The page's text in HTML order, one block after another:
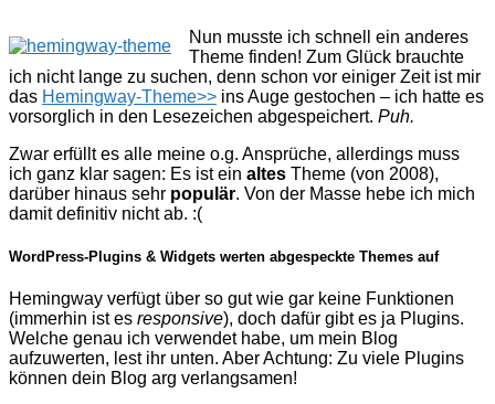
Nun musste ich schnell ein anderes
Theme finden! Zum Glück brauchte
ich nicht lange zu suchen, denn schon vor einiger Zeit ist mir
das Hemingway-Theme>> ins Auge gestochen – ich hatte es
vorsorglich in den Lesezeichen abgespeichert. Puh.
Zwar erfüllt es alle meine o.g. Ansprüche, allerdings muss
ich ganz klar sagen: Es ist ein altes Theme (von 2008),
darüber hinaus sehr populär. Von der Masse hebe ich mich
damit definitiv nicht ab. :(
WordPress-Plugins & Widgets werten abgespeckte Themes auf
Hemingway verfügt über so gut wie gar keine Funktionen
(immerhin ist es responsive), doch dafür gibt es ja Plugins.
Welche genau ich verwendet habe, um mein Blog
aufzuwerten, lest ihr unten. Aber Achtung: Zu viele Plugins
können dein Blog arg verlangsamen!